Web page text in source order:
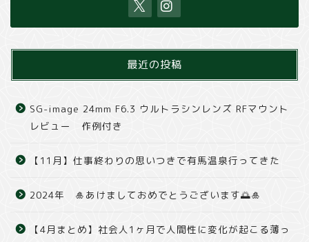
最近の投稿
SG-image 24mm F6.3 ウルトラシンレンズ RFマウント
レビュー 作例付き
【11月】仕事終わりの思いつきで有馬温泉行ってきた
2024年 🎍あけましておめでとうございます🌅🎍
【4月まとめ】社会人1ヶ月で人間性に変化が起こる薄っ